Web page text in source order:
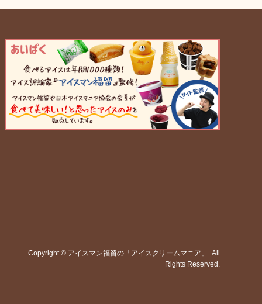
Copyright© アイスマン福留の「アイスクリームマニア」 . All
Rights Reserved.